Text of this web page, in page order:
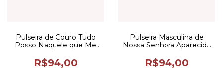
Pulseira de Couro Tudo
Posso Naquele que Me
R$94,00
Pulseira Masculina de
Nossa Senhora Aparecida
R$94,00